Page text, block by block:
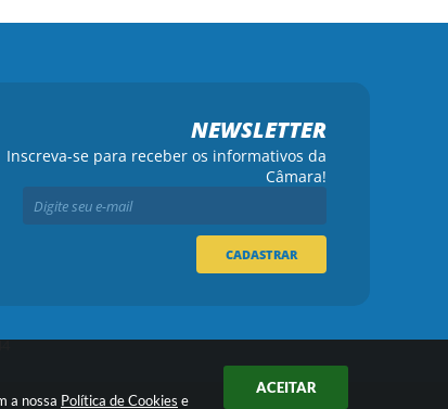
a nossa Política de Cookies e
ACEITAR
NEWSLETTER
Inscreva-se para receber os informativos da
Câmara!
CADASTRAR